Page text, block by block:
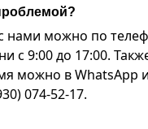
нами можно по
с 9:00 до 17:00.
можно в WhatsApp
074-52-17.